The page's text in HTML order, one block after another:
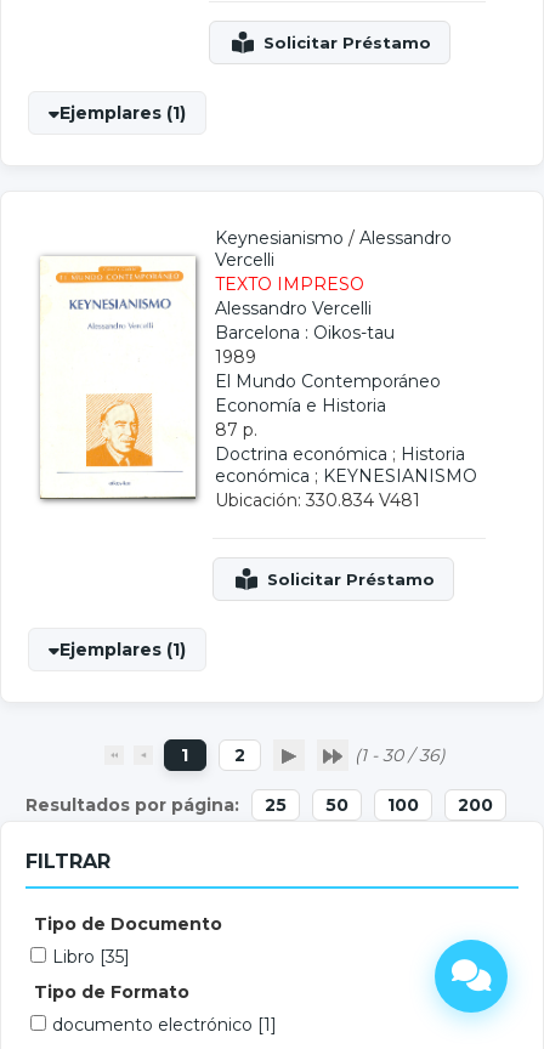
Ejemplares (1)
Keynesianismo / Alessandro
Vercelli
TEXTO IMPRESO
Alessandro Vercelli
Barcelona : Oikos-tau
1989
El Mundo Contemporáneo
Economía e Historia
87 p.
Doctrina económica ; Historia
económica ; KEYNESIANISMO
Ubicación: 330.834 V481
Ejemplares (1)
1 2 (1 - 30 / 36)
25 50 100 200
FILTRAR
Tipo de Documento
Libro [35]
Tipo de Formato
documento electrónico [1]